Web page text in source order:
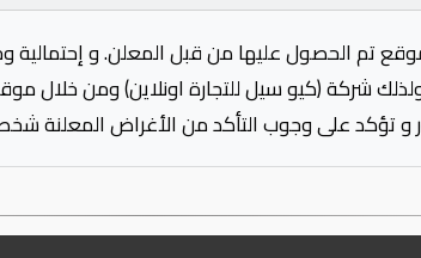
تم الحصول عليها من قبل المعلن. و
شركة (كيو سيل للتجارة اونلاين) ومن خلال
و تؤكد على وجوب التأكد من الأغراض المعلنة